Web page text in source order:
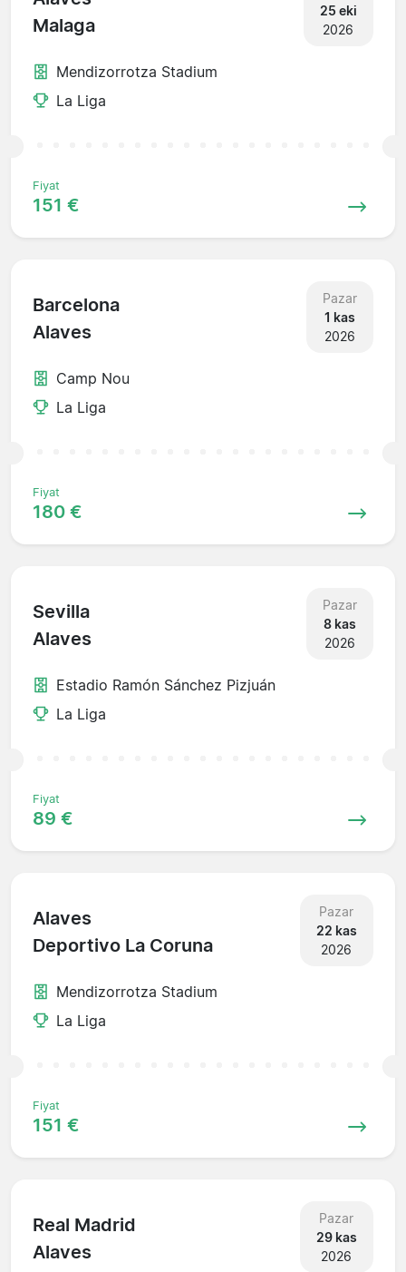
Malaga
25 eki
2026
Mendizorrotza Stadium
La Liga
Fiyat
151 €
Barcelona
Alaves
Pazar
1 kas
2026
Camp Nou
La Liga
Fiyat
180 €
Sevilla
Alaves
Pazar
8 kas
2026
Estadio Ramón Sánchez Pizjuán
La Liga
Fiyat
89 €
Alaves
Deportivo La Coruna
Pazar
22 kas
2026
Mendizorrotza Stadium
La Liga
Fiyat
151 €
Real Madrid
Alaves
Pazar
29 kas
2026